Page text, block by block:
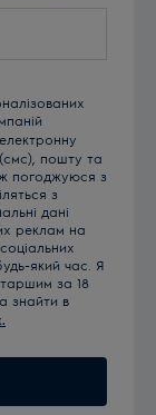
пошту та
погоджуюся з
з
дані
реклам на
який час. Я
за 18
знайти в